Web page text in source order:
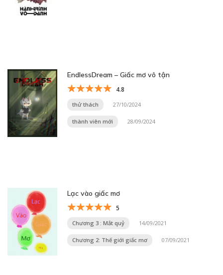
EndlessDream – Giấc mơ vô tận
4.8
thử thách 27/10/2024
thành viên mới 28/09/2024
Lạc vào giấc mơ
5
Chương 3 : Mắt quỷ 14/09/2021
Chương 2: Thế giới giấc mơ 07/09/2021